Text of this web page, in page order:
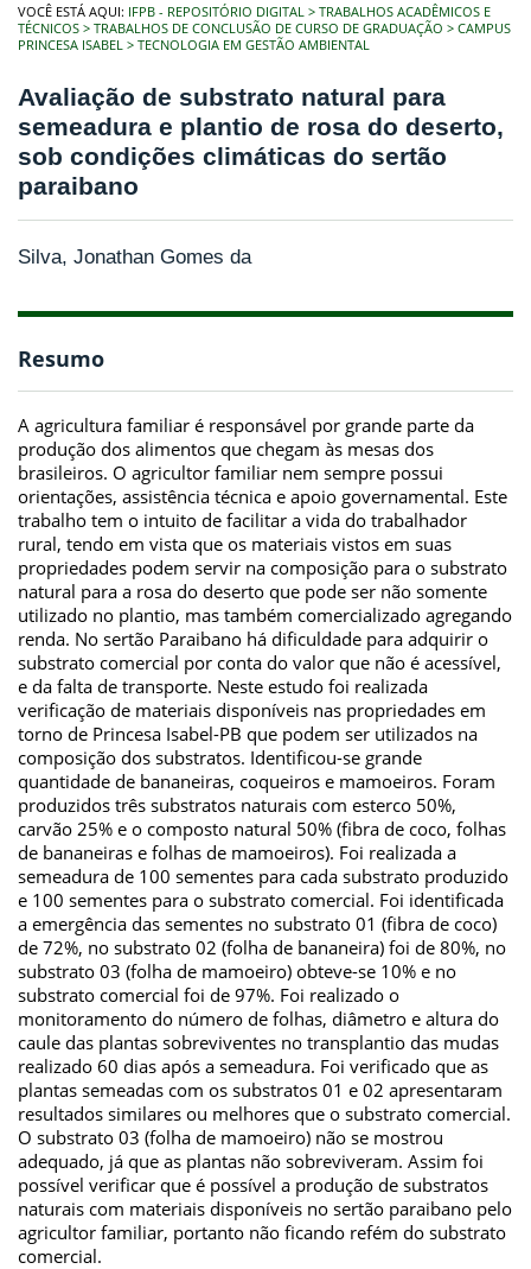
VOCÊ ESTÁ AQUI: IFPB - REPOSITÓRIO DIGITAL
TRABALHOS ACADÊMICOS E
TÉCNICOS
TRABALHOS DE CONCLUSÃO DE CURSO DE GRADUAÇÃO
CAMPUS
PRINCESA ISABEL
TECNOLOGIA EM GESTÃO AMBIENTAL
Avaliação de substrato natural para
semeadura e plantio de rosa do deserto,
sob condições climáticas do sertão
paraibano
Silva, Jonathan Gomes da
Resumo
A agricultura familiar é responsável por grande parte da
produção dos alimentos que chegam às mesas dos
brasileiros. O agricultor familiar nem sempre possui
orientações, assistência técnica e apoio governamental. Este
trabalho tem o intuito de facilitar a vida do trabalhador
rural, tendo em vista que os materiais vistos em suas
propriedades podem servir na composição para o substrato
natural para a rosa do deserto que pode ser não somente
utilizado no plantio, mas também comercializado agregando
renda. No sertão Paraibano há dificuldade para adquirir o
substrato comercial por conta do valor que não é acessível,
e da falta de transporte. Neste estudo foi realizada
verificação de materiais disponíveis nas propriedades em
torno de Princesa Isabel-PB que podem ser utilizados na
composição dos substratos. Identificou-se grande
quantidade de bananeiras, coqueiros e mamoeiros. Foram
produzidos três substratos naturais com esterco 50%,
carvão 25% e o composto natural 50% (fibra de coco, folhas
de bananeiras e folhas de mamoeiros). Foi realizada a
semeadura de 100 sementes para cada substrato produzido
e 100 sementes para o substrato comercial. Foi identificada
a emergência das sementes no substrato 01 (fibra de coco)
de 72%, no substrato 02 (folha de bananeira) foi de 80%, no
substrato 03 (folha de mamoeiro) obteve-se 10% e no
substrato comercial foi de 97%. Foi realizado o
monitoramento do número de folhas, diâmetro e altura do
caule das plantas sobreviventes no transplantio das mudas
realizado 60 dias após a semeadura. Foi verificado que as
plantas semeadas com os substratos 01 e 02 apresentaram
resultados similares ou melhores que o substrato comercial.
O substrato 03 (folha de mamoeiro) não se mostrou
adequado, já que as plantas não sobreviveram. Assim foi
possível verificar que é possível a produção de substratos
naturais com materiais disponíveis no sertão paraibano pelo
agricultor familiar, portanto não ficando refém do substrato
comercial.